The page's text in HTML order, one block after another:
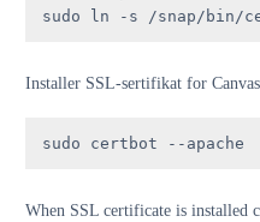
sudo ln -s /snap/bin/
Installer SSL-sertifikat for
sudo certbot --apache
When SSL certificate is installed